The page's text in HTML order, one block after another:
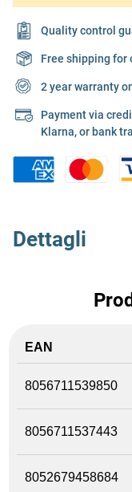
Quality control
Free shipping for
2 year warranty
Payment via
Klarna, or bank
Dettagli
EAN
8056711539850
8056711537443
8052679458684